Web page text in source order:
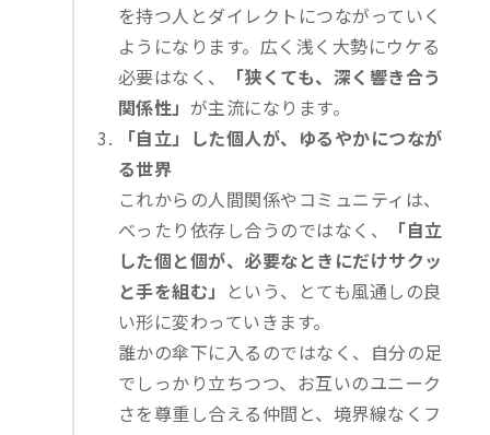
を持つ人とダイレクトにつながっていく
ようになります。広く浅く大勢にウケる
必要はなく、
「狭くても、深く響き合う
関係性」 が主流になります。
「自立」した個人が、ゆるやかにつなが
る世界
これからの人間関係やコミュニティは、
べったり依存し合うのではなく、
「自立
した個と個が、必要なときにだけサクッ
と手を組む」 という、とても風通しの良
い形に変わっていきます。
誰かの傘下に入るのではなく、自分の足
でしっかり立ちつつ、お互いのユニーク
さを尊重し合える仲間と、境界線なくフ